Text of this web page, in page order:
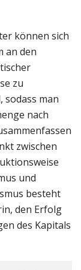
können sich
an den
zu
sodass man
nach
zwischen
und
besteht
den Erfolg
des Kapitals